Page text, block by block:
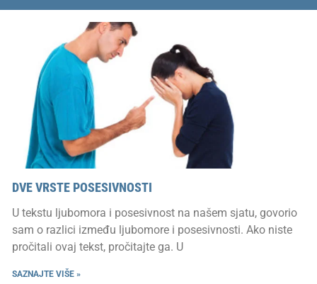
DVE VRSTE POSESIVNOSTI
U tekstu ljubomora i posesivnost na našem sjatu, govorio
sam o razlici između ljubomore i posesivnosti. Ako niste
pročitali ovaj tekst, pročitajte ga. U
SAZNAJTE VIŠE »